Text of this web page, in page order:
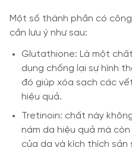
Một số thành phần có
cần lưu ý như sau:
Glutathione: Là một
dụng chống lại sự hình
đó giúp xóa sạch các
hiệu quả.
Tretinoin: chất này
nám da hiệu quả mà
của da và kích thích sản